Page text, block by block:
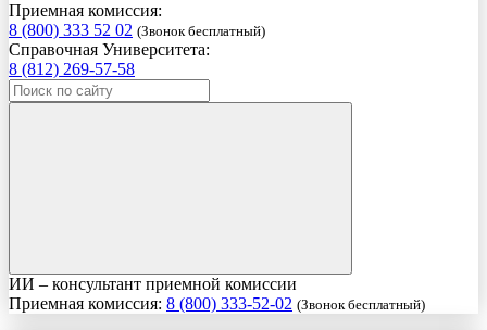
Приемная комиссия:
8 (800) 333 52 02 (Звонок бесплатный)
Справочная Университета:
8 (812) 269-57-58
ИИ – консультант приемной комиссии
Приемная комиссия: 8 (800) 333-52-02 (Звонок бесплатный)